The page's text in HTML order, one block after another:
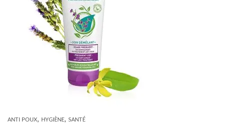
ANTI POUX, HYGIÈNE, SANTÉ